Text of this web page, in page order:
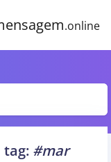
.online
tag: #mar